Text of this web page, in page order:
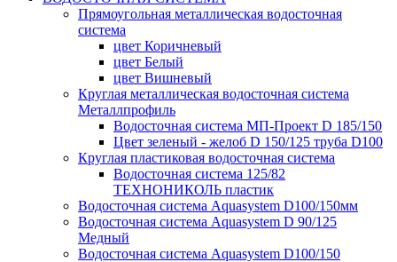
Прямоугольная металлическая водосточная
система
цвет Коричневый
цвет Белый
цвет Вишневый
Круглая металлическая водосточная система
Металлпрофиль
Водосточная система МП-Проект D 185/150
Цвет зеленый - желоб D 150/125 труба D100
Круглая пластиковая водосточная система
Водосточная система 125/82
ТЕХНОНИКОЛЬ пластик
Водосточная система Aquasystem D100/150мм
Водосточная система Aquasystem D 90/125
Медный
Водосточная система Aquasystem D100/150